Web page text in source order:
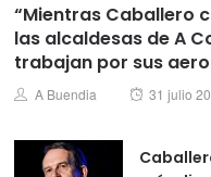
“Mientras Caballero
las alcaldesas de A
trabajan por sus
Author
A Buendia
Posted
31 julio